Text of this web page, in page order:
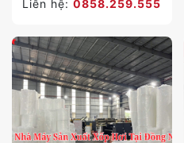
Liên hệ:0858.259.555